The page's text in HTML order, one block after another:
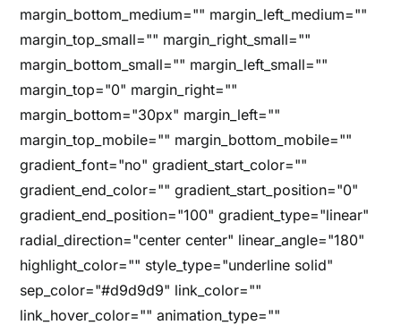
margin_bottom_medium="" margin_left_medium=""
margin_top_small="" margin_right_small=""
margin_bottom_small="" margin_left_small=""
margin_top="0" margin_right=""
margin_bottom="30px" margin_left=""
margin_top_mobile="" margin_bottom_mobile=""
gradient_font="no" gradient_start_color=""
gradient_end_color="" gradient_start_position="0"
gradient_end_position="100" gradient_type="linear"
radial_direction="center center" linear_angle="180"
highlight_color="" style_type="underline solid"
sep_color="#d9d9d9" link_color=""
link_hover_color="" animation_type=""